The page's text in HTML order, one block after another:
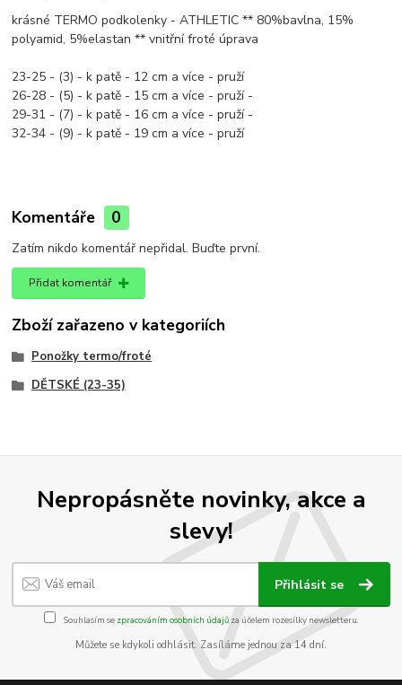
krásné TERMO podkolenky - ATHLETIC ** 80%bavlna, 15%
polyamid, 5%elastan ** vnitřní froté úprava
23-25 - (3) - k patě - 12 cm a více - pruží
26-28 - (5) - k patě - 15 cm a více - pruží -
29-31 - (7) - k patě - 16 cm a více - pruží -
32-34 - (9) - k patě - 19 cm a více - pruží
Komentáře 0
Zatím nikdo komentář nepřidal. Buďte první.
Přidat komentář
Zboží zařazeno v kategoriích
Ponožky termo/froté
DĚTSKÉ (23-35)
Nepropásněte novinky, akce a
slevy!
Přihlásit se
Souhlasím se zpracováním osobních údajůza účelem rozesílky newsletteru.
Můžete se kdykoli odhlásit. Zasíláme jednou za 14 dní.